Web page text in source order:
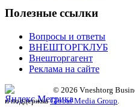
Полезные ссылки
Вопросы и ответы
ВНЕШТОРГКЛУБ
Внешторгагент
Реклама на сайте
© 2026 Vneshtorg
и поддержкаGlobal Media Group